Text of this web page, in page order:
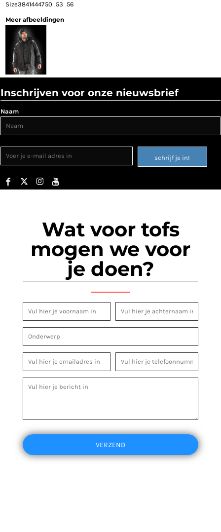
Size3841444750 53 56
Meer afbeeldingen
Inschrijven voor onze nieuwsbrief
Naam
schrijf je in!
Wat voor tofs
mogen we voor
je doen?
VERZEND